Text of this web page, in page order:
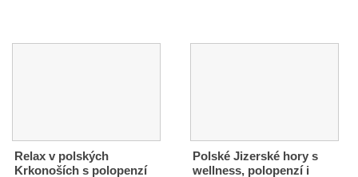
Relax v polských
Krkonoších s polopenzí
Polské Jizerské hory s
wellness, polopenzí i